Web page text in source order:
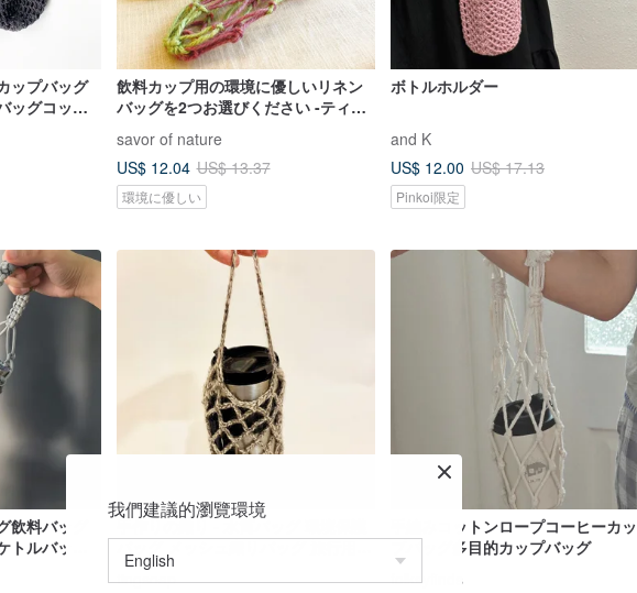
ップバッグ
ッグコット
スペシャ
飲料カップ用の環境に優しいリネン
バッグを2つお選びください -ティッ
シュケースカバーを吊るす多機能メ
ッシュバッグ
savor of nature
US$ 12.04 US$ 13.37
環境に優しい
ボトルホルダー
and K
US$ 12.00 US$ 17.13
Pinkoi限定
料バッグ
ルバッグ
手作りの織り - 水筒バッグ 環境保護
バッグ メッシュ織りバッグ 旅行用カ
ップバッグ
tingsoap
手編みコットンロープコーヒーカッ
プバッグ多目的カップバッグ
folksyfinds
我們建議的瀏覽環境